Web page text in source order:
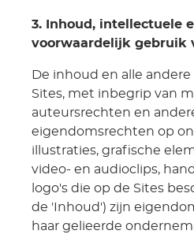
3. Inhoud, intellectuele
voorwaardelijk gebruik
De inhoud en alle
Sites, met inbegrip van
auteursrechten en
eigendomsrechten op
illustraties, grafische
video- en audioclips,
logo's die op de Sites
de 'Inhoud') zijn
haar gelieerde